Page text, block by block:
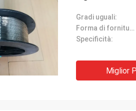
Gradi uguali:
Forma di fornitura:
Specificità:
Miglior